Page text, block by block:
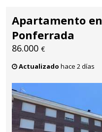
Apartamento
Ponferrada
86.000 €
Actualizado hace 2 días